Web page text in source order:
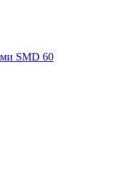
SMD 60